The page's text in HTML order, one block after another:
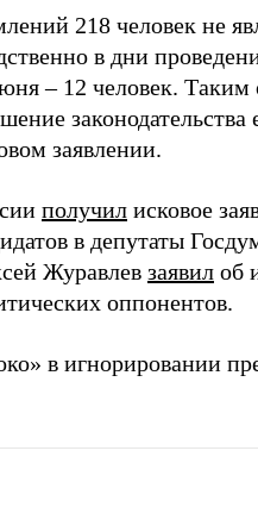
218 человек не
в дни
– 12 человек. Таким
законодательства
заявлении.
получил исковое
в депутаты
Журавлев заявил об
оппонентов.
в игнорировании